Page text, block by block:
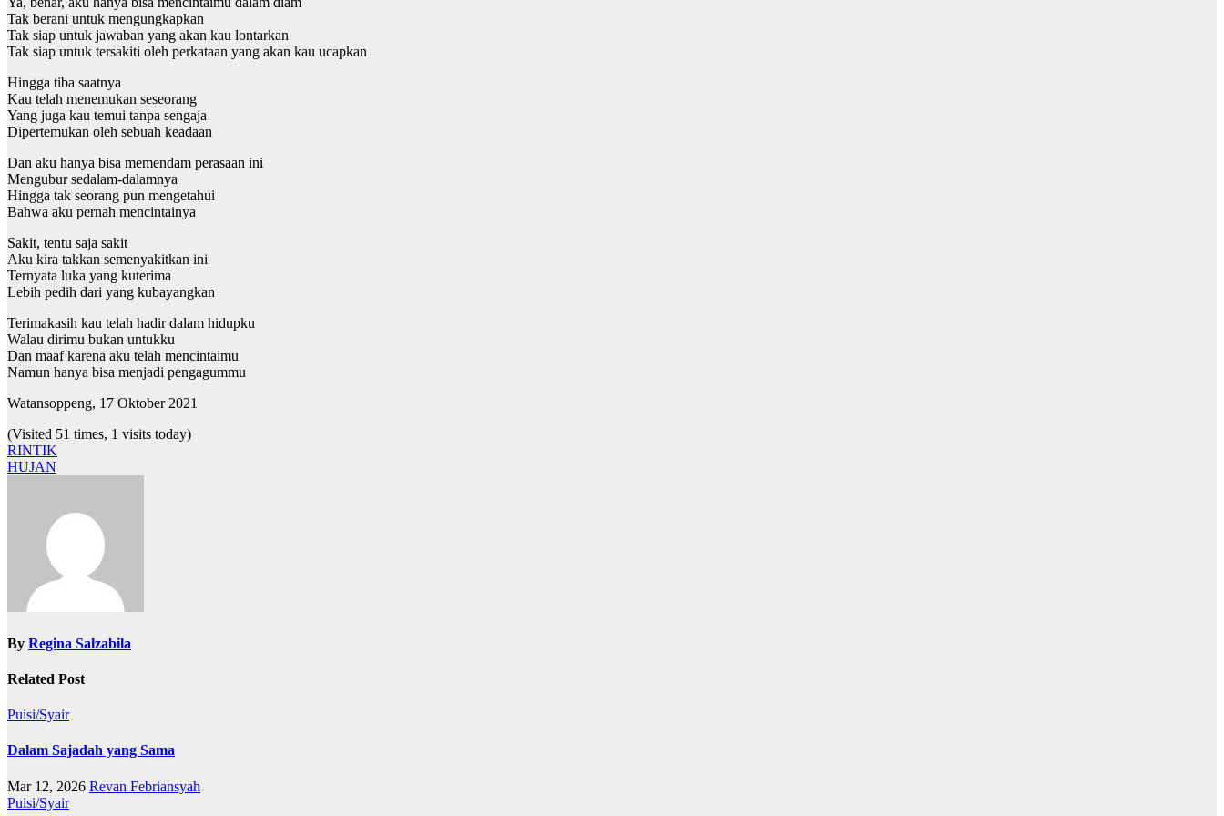
Tak berani untuk mengungkapkan
Tak siap untuk jawaban yang akan kau lontarkan
Tak siap untuk tersakiti oleh perkataan yang akan kau ucapkan
Hingga tiba saatnya
Kau telah menemukan seseorang
Yang juga kau temui tanpa sengaja
Dipertemukan oleh sebuah keadaan
Dan aku hanya bisa memendam perasaan ini
Mengubur sedalam-dalamnya
Hingga tak seorang pun mengetahui
Bahwa aku pernah mencintainya
Sakit, tentu saja sakit
Aku kira takkan semenyakitkan ini
Ternyata luka yang kuterima
Lebih pedih dari yang kubayangkan
Terimakasih kau telah hadir dalam hidupku
Walau dirimu bukan untukku
Dan maaf karena aku telah mencintaimu
Namun hanya bisa menjadi pengagummu
Watansoppeng, 17 Oktober 2021
(Visited 51 times, 1 visits today)
Navigasi
pos
RINTIK
HUJAN
By Regina Salzabila
Related Post
Puisi/Syair
Dalam Sajadah yang Sama
Mar 12, 2026 Revan Febriansyah
Puisi/Syair